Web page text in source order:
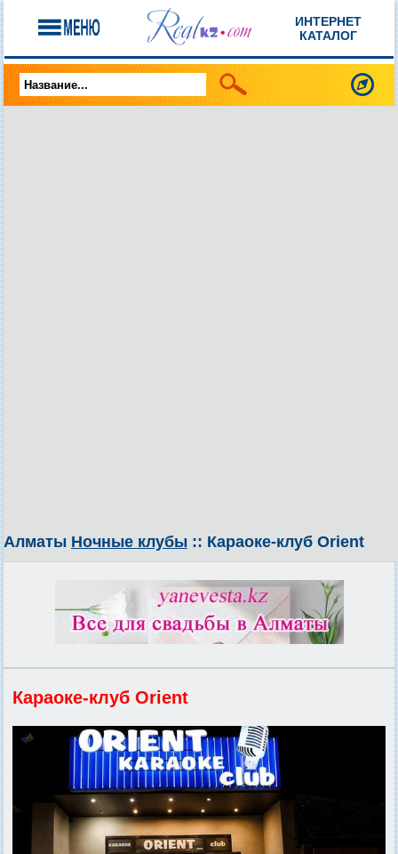
ИНТЕРНЕТ
КАТАЛОГ
Алматы Ночные клубы :: Караоке-клуб Orient
Караоке-клуб Orient